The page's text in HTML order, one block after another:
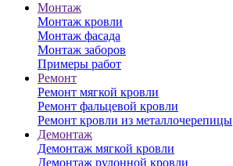
Монтаж
Монтаж кровли
Монтаж фасада
Монтаж заборов
Примеры работ
Ремонт
Ремонт мягкой кровли
Ремонт фальцевой кровли
Ремонт кровли из металлочерепицы
Демонтаж
Демонтаж мягкой кровли
Демонтаж рулонной кровли